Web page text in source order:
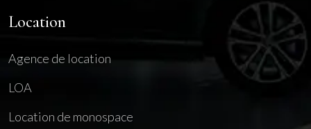
Location
Agence de location
LOA
Location de monospace